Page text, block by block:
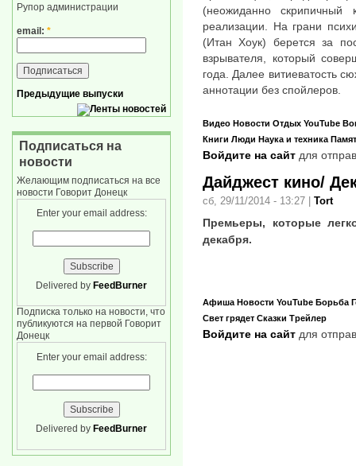
(неожиданно
реализации. На грани
(Итан Хоук) берется за
взрывателя, который
года. Далее витиеватость
аннотации без спойлеров.
Видео Новости Отдых YouTube
Книги Люди Наука и техника
Войдите на сайт для
Дайджест кино/
сб, 29/11/2014 - 13:27 Tort
Премьеры, которые
декабря.
Афиша Новости YouTube Борьба
Свет грядет Сказки Трейлер
Войдите на сайт для
Рупор администрации
email: *
Предыдущие выпуски
Подписаться на
новости
Желающим подписаться на все
новости Говорит Донецк
Enter your email address:
Delivered by FeedBurner
Подписка только на новости, что
публикуются на первой Говорит
Донецк
Enter your email address:
Delivered by FeedBurner